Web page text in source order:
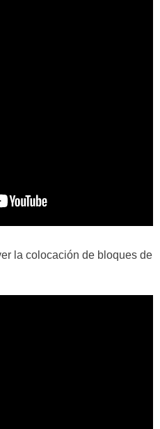
la colocación de bloques de